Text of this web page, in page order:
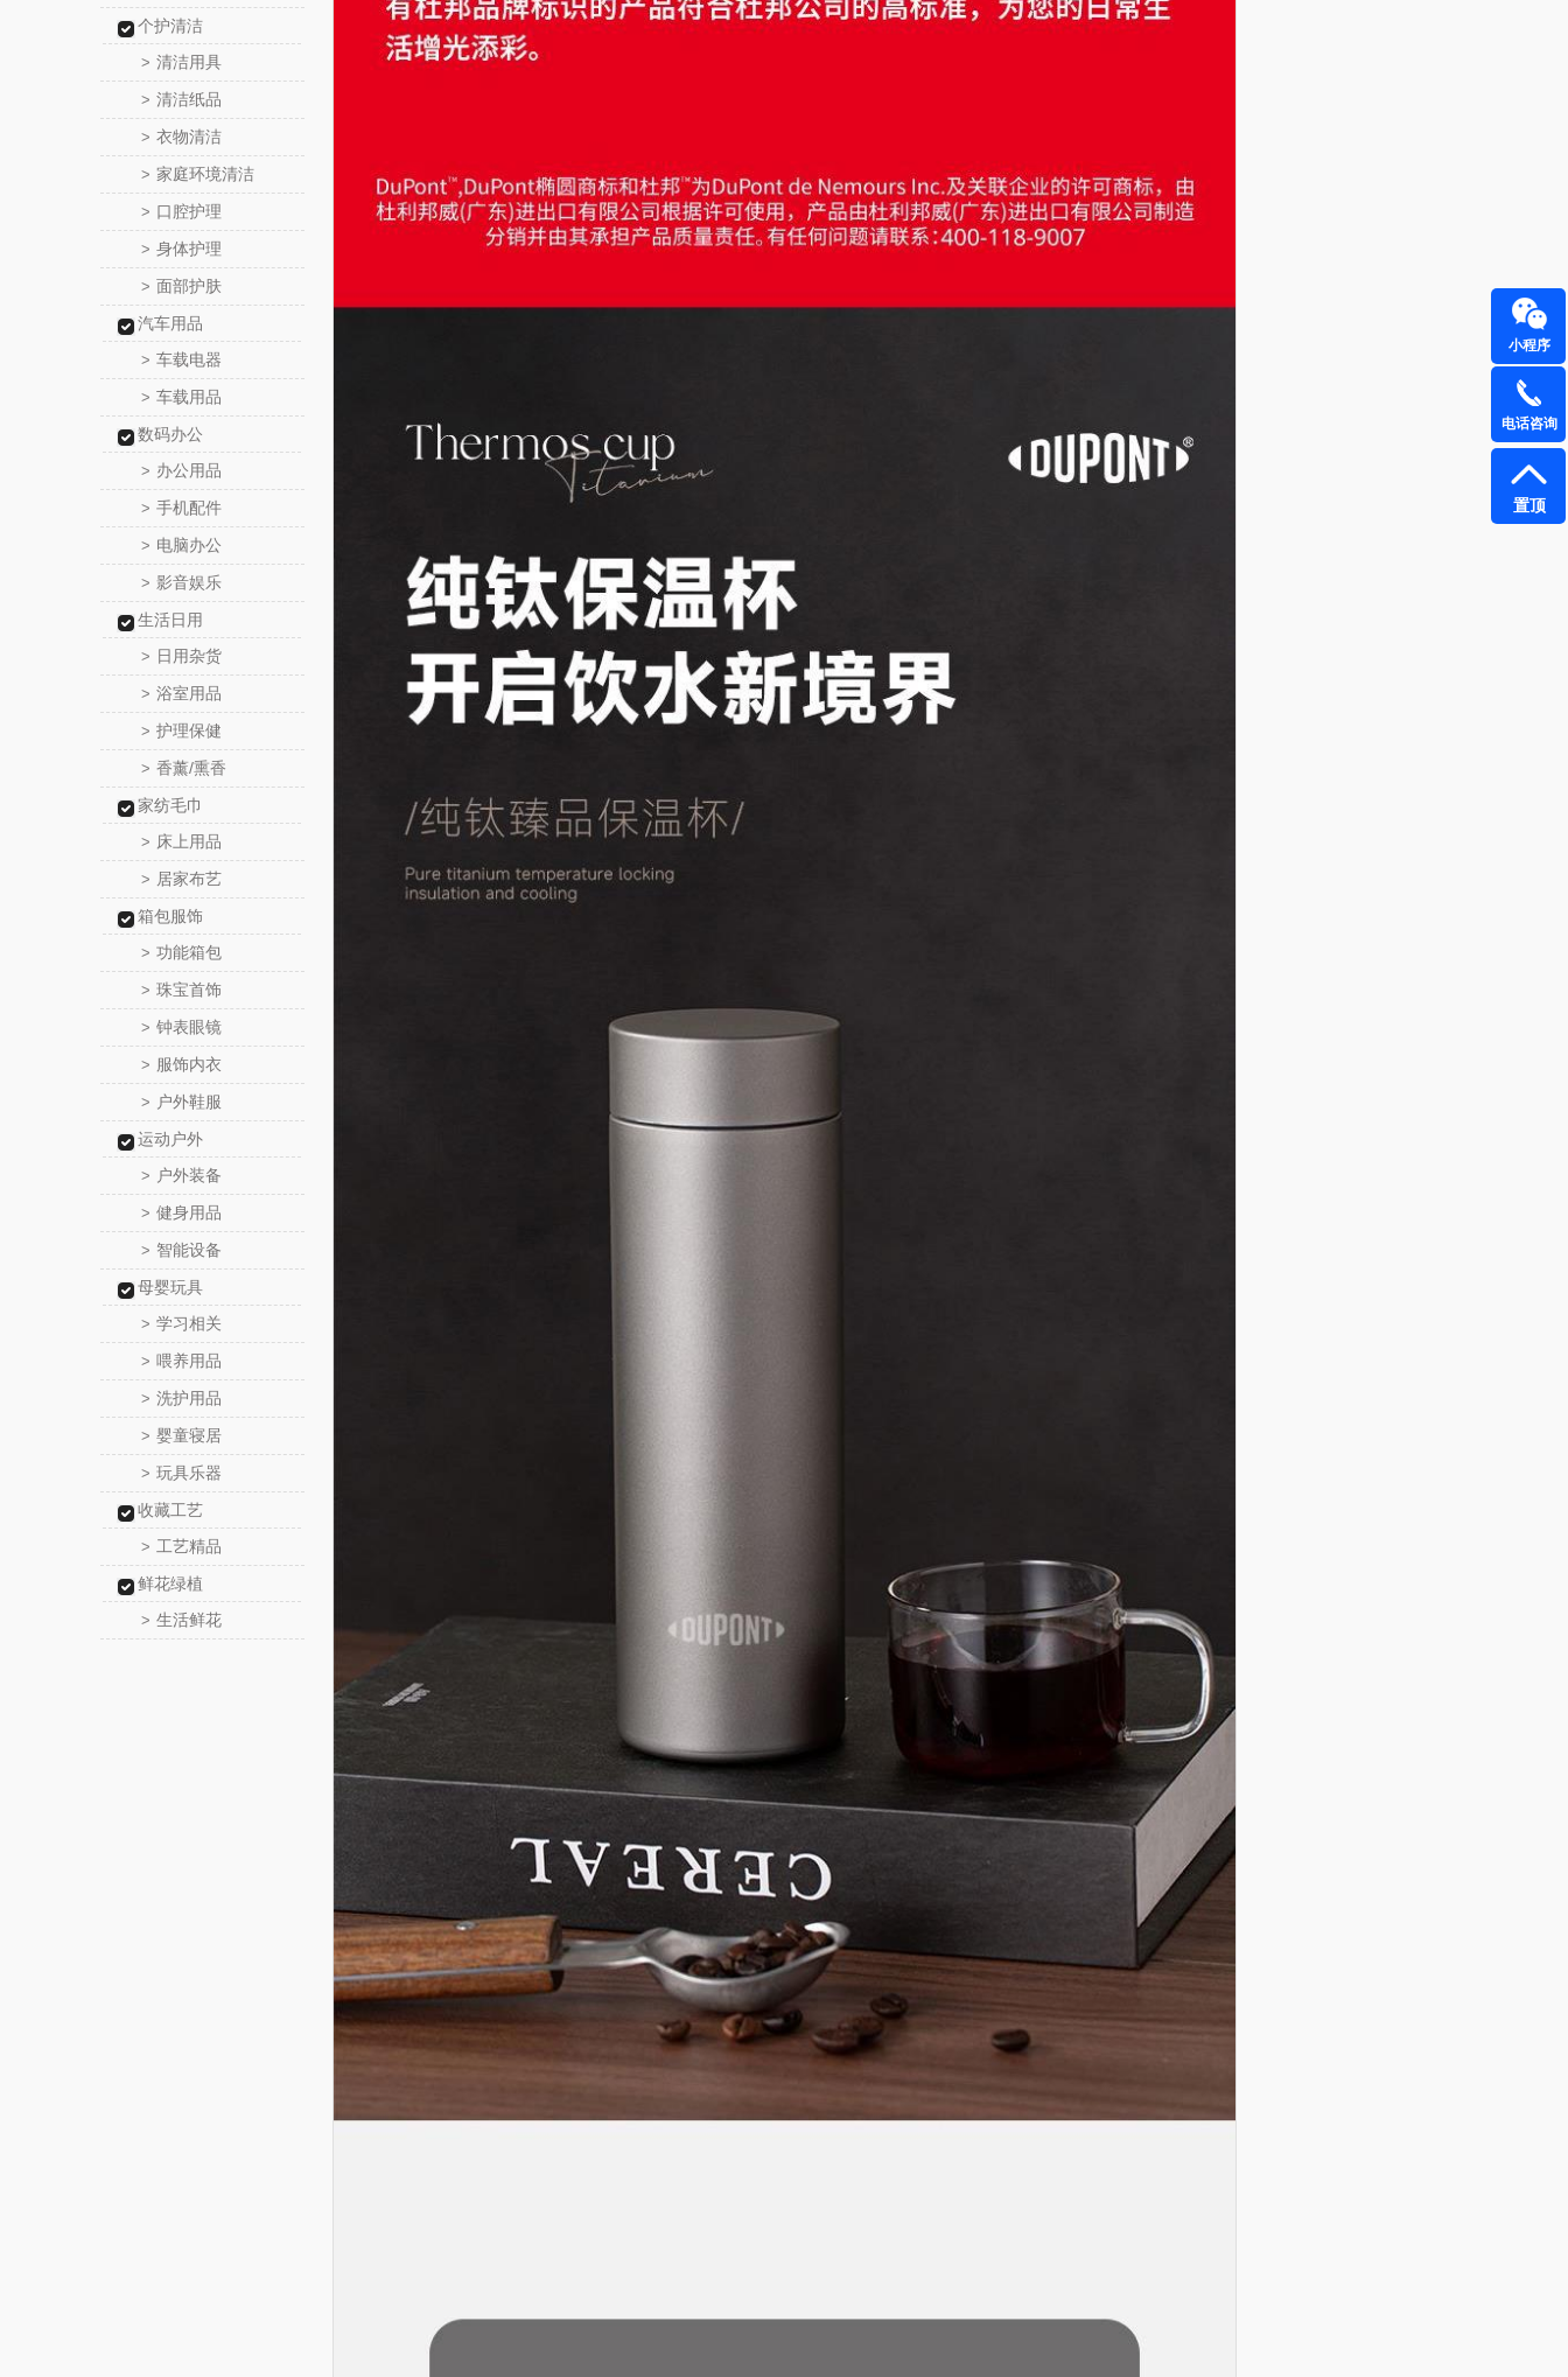
个护清洁
> 清洁用具
> 清洁纸品
> 衣物清洁
> 家庭环境清洁
> 口腔护理
> 身体护理
> 面部护肤
汽车用品
> 车载电器
> 车载用品
数码办公
> 办公用品
> 手机配件
> 电脑办公
> 影音娱乐
生活日用
> 日用杂货
> 浴室用品
> 护理保健
> 香薰/熏香
家纺毛巾
> 床上用品
> 居家布艺
箱包服饰
> 功能箱包
> 珠宝首饰
> 钟表眼镜
> 服饰内衣
> 户外鞋服
运动户外
> 户外装备
> 健身用品
> 智能设备
母婴玩具
> 学习相关
> 喂养用品
> 洗护用品
> 婴童寝居
> 玩具乐器
收藏工艺
> 工艺精品
鲜花绿植
> 生活鲜花
小程序
电话咨询
置顶